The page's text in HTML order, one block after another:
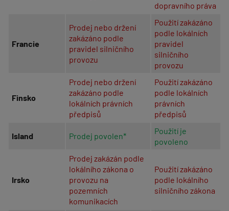
dopravního práva
Francie
Prodej nebo držení
zakázáno podle
pravidel silničního
provozu
Použití zakázáno
podle lokálních
pravidel
silničního
provozu
Finsko
Prodej nebo držení
zakázáno podle
lokálních právních
předpisů
Použití zakázáno
podle lokálních
právních
předpisů
Island Prodej povolen*
Použití je
povoleno
Irsko
Prodej zakázán podle
lokálního zákona o
provozu na
pozemních
komunikacích
Použití zakázáno
podle lokálního
silničního zákona